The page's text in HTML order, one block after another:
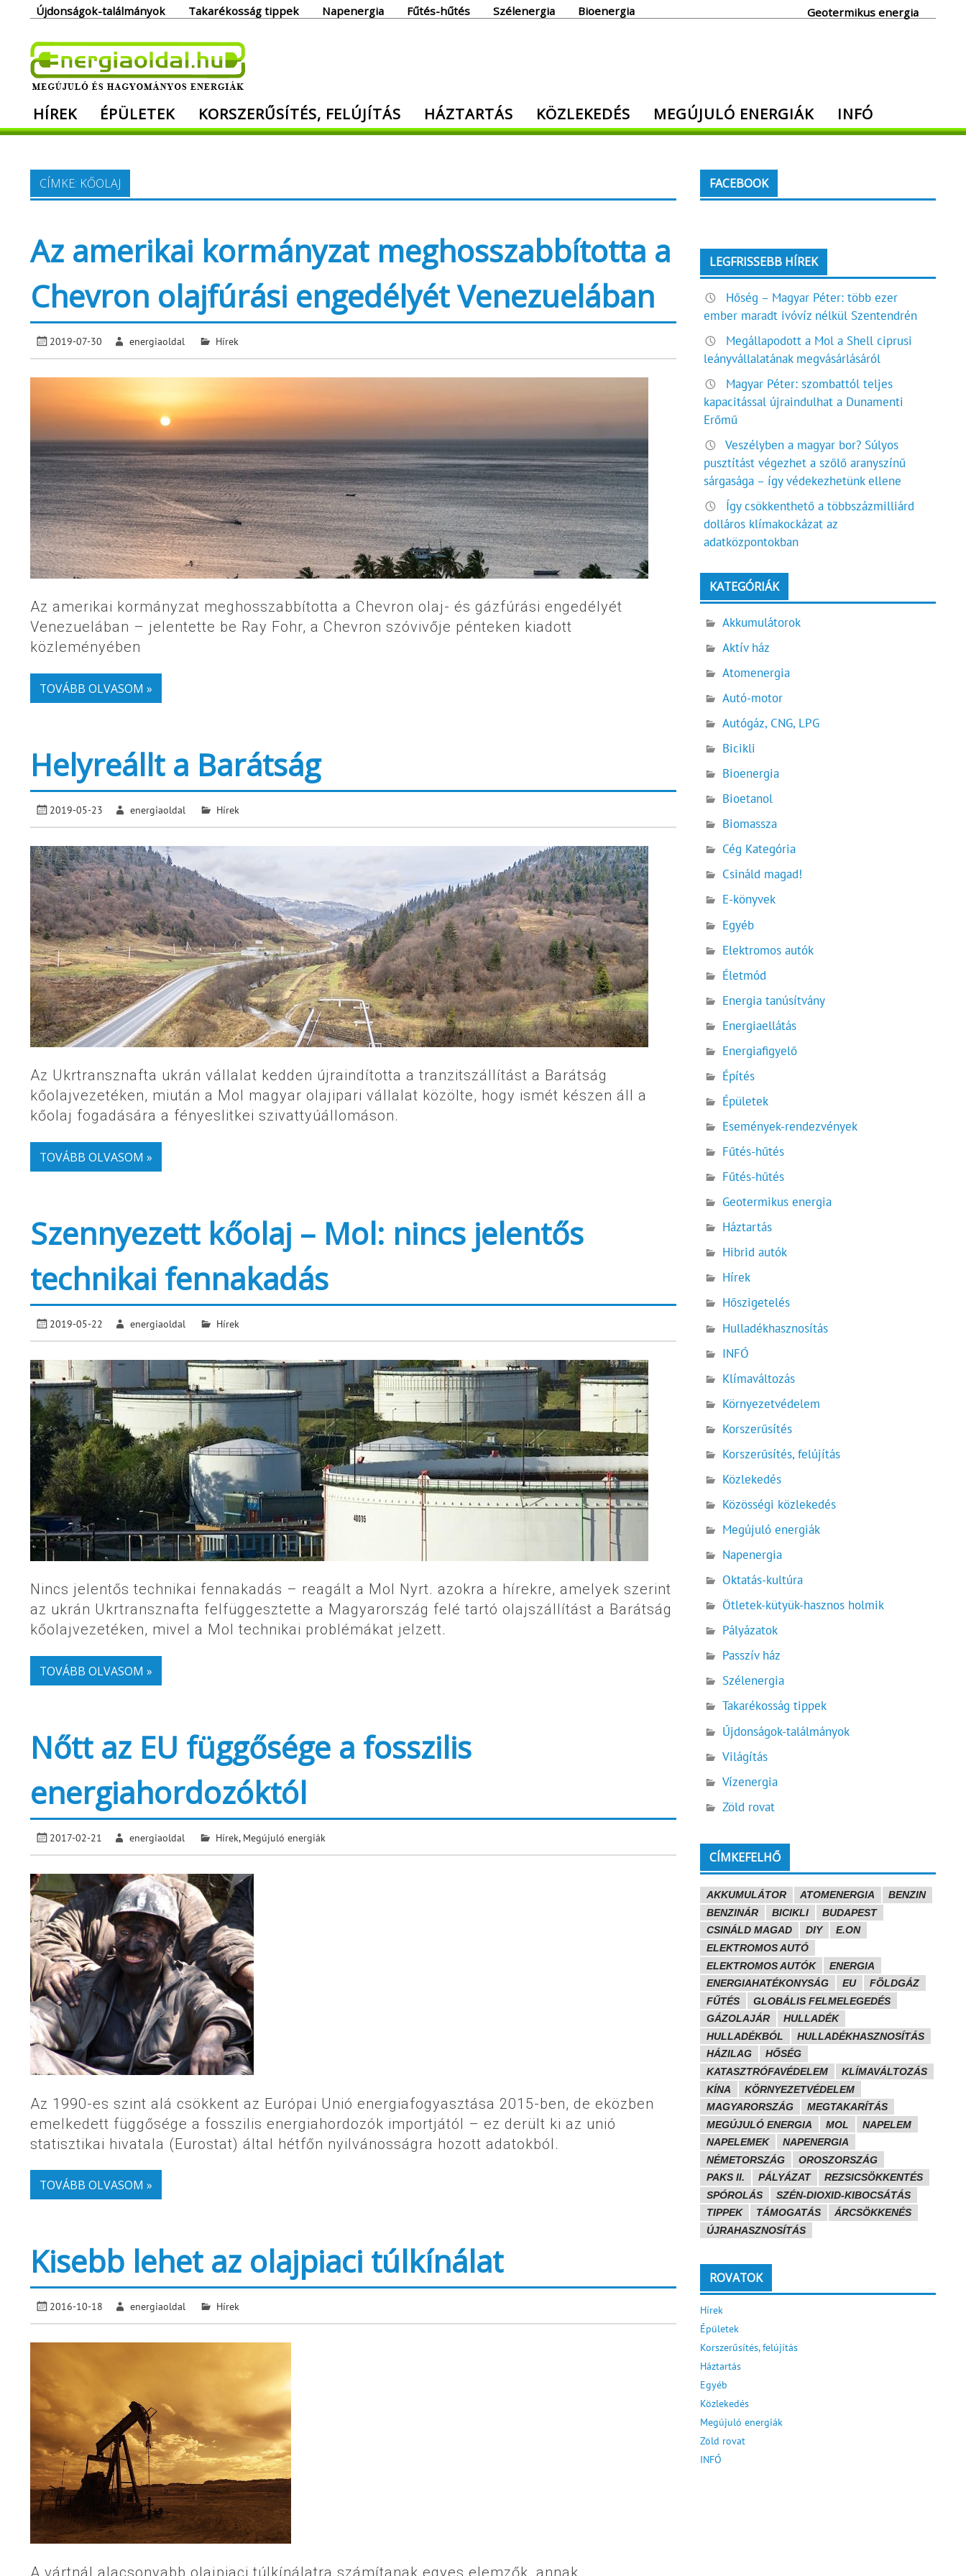
Újdonságok-találmányok Takarékosság tippek Napenergia Fűtés-hűtés Szélenergia Bioenergia Geotermikus energia
Megújuló és hagyományos energiák. Minden, ami energia!
HÍREK ÉPÜLETEK KORSZERŰSÍTÉS, FELÚJÍTÁS HÁZTARTÁS KÖZLEKEDÉS MEGÚJULÓ ENERGIÁK INFÓ
CÍMKE: KŐOLAJ
Az amerikai kormányzat meghosszabbította a
Chevron olajfúrási engedélyét Venezuelában
2019-07-30 energiaoldal Hírek
Az amerikai kormányzat meghosszabbította a Chevron olaj- és gázfúrási engedélyét
Venezuelában – jelentette be Ray Fohr, a Chevron szóvivője pénteken kiadott
közleményében
TOVÁBB OLVASOM »
Helyreállt a Barátság
2019-05-23 energiaoldal Hírek
Az Ukrtransznafta ukrán vállalat kedden újraindította a tranzitszállítást a Barátság
kőolajvezetéken, miután a Mol magyar olajipari vállalat közölte, hogy ismét készen áll a
kőolaj fogadására a fényeslitkei szivattyúállomáson.
TOVÁBB OLVASOM »
Szennyezett kőolaj – Mol: nincs jelentős
technikai fennakadás
2019-05-22 energiaoldal Hírek
Nincs jelentős technikai fennakadás – reagált a Mol Nyrt. azokra a hírekre, amelyek szerint
az ukrán Ukrtransznafta felfüggesztette a Magyarország felé tartó olajszállítást a Barátság
kőolajvezetéken, mivel a Mol technikai problémákat jelzett.
TOVÁBB OLVASOM »
Nőtt az EU függősége a fosszilis
energiahordozóktól
2017-02-21 energiaoldal Hírek, Megújuló energiák
Az 1990-es szint alá csökkent az Európai Unió energiafogyasztása 2015-ben, de eközben
emelkedett függősége a fosszilis energiahordozók importjától – ez derült ki az unió
statisztikai hivatala (Eurostat) által hétfőn nyilvánosságra hozott adatokból.
TOVÁBB OLVASOM »
Kisebb lehet az olajpiaci túlkínálat
2016-10-18 energiaoldal Hírek
A vártnál alacsonyabb olajpiaci túlkínálatra számítanak egyes elemzők, annak
FACEBOOK
LEGFRISSEBB HÍREK
Hőség – Magyar Péter: több ezer
ember maradt ivóvíz nélkül Szentendrén
Megállapodott a Mol a Shell ciprusi
leányvállalatának megvásárlásáról
Magyar Péter: szombattól teljes
kapacitással újraindulhat a Dunamenti
Erőmű
Veszélyben a magyar bor? Súlyos
pusztítást végezhet a szőlő aranyszínű
sárgasága – így védekezhetünk ellene
Így csökkenthető a többszázmilliárd
dolláros klímakockázat az
adatközpontokban
KATEGÓRIÁK
Akkumulátorok
Aktív ház
Atomenergia
Autó-motor
Autógáz, CNG, LPG
Bicikli
Bioenergia
Bioetanol
Biomassza
Cég Kategória
Csináld magad!
E-könyvek
Egyéb
Elektromos autók
Életmód
Energia tanúsítvány
Energiaellátás
Energiafigyelő
Építés
Épületek
Események-rendezvények
Fűtés-hűtés
Fűtés-hűtés
Geotermikus energia
Háztartás
Hibrid autók
Hírek
Hőszigetelés
Hulladékhasznosítás
INFÓ
Klímaváltozás
Környezetvédelem
Korszerűsítés
Korszerűsítés, felújítás
Közlekedés
Közösségi közlekedés
Megújuló energiák
Napenergia
Oktatás-kultúra
Ötletek-kütyük-hasznos holmik
Pályázatok
Passzív ház
Szélenergia
Takarékosság tippek
Újdonságok-találmányok
Világítás
Vízenergia
Zöld rovat
CÍMKEFELHŐ
AKKUMULÁTOR ATOMENERGIA
BENZIN
BENZINÁR
BICIKLI
BUDAPEST
CSINÁLD MAGAD
DIY
E.ON
ELEKTROMOS AUTÓ
ELEKTROMOS AUTÓK
ENERGIA
ENERGIAHATÉKONYSÁG
EU
FÖLDGÁZ
FŰTÉS
GLOBÁLIS FELMELEGEDÉS
GÁZOLAJÁR
HULLADÉK
HULLADÉKBÓL
HULLADÉKHASZNOSÍTÁS
HÁZILAG
HŐSÉG
KATASZTRÓFAVÉDELEM
KLÍMAVÁLTOZÁS
KÍNA
KÖRNYEZETVÉDELEM
MAGYARORSZÁG
MEGTAKARÍTÁS
MEGÚJULÓ ENERGIA
MOL
NAPELEM
NAPELEMEK
NAPENERGIA
NÉMETORSZÁG
OROSZORSZÁG
PAKS II.
PÁLYÁZAT
REZSICSÖKKENTÉS
SPÓROLÁS
SZÉN-DIOXID-KIBOCSÁTÁS
TIPPEK
TÁMOGATÁS
ÁRCSÖKKENÉS
ÚJRAHASZNOSÍTÁS
ROVATOK
Hírek
Épületek
Korszerűsítés, felújítás
Háztartás
Egyéb
Közlekedés
Megújuló energiák
Zöld rovat
INFÓ